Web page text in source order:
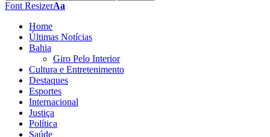
Font ResizerAa
Home
Últimas Notícias
Bahia
Giro Pelo Interior
Cultura e Entretenimento
Destaques
Esportes
Internacional
Justiça
Política
Saúde